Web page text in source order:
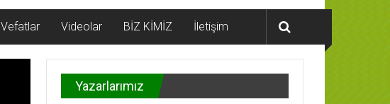
Vefatlar Videolar BİZ KİMİZ İletişim
Yazarlarımız